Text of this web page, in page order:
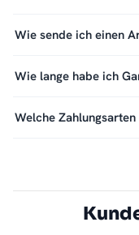
Wie sende ich einen
Wie lange habe ich
Welche